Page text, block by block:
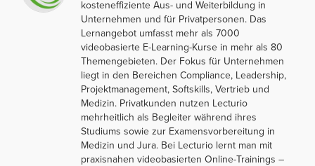
kosteneffiziente Aus- und Weiterbildung in
Unternehmen und für Privatpersonen. Das
Lernangebot umfasst mehr als 7000
videobasierte E-Learning-Kurse in mehr als 80
Themengebieten. Der Fokus für Unternehmen
liegt in den Bereichen Compliance, Leadership,
Projektmanagement, Softskills, Vertrieb und
Medizin. Privatkunden nutzen Lecturio
mehrheitlich als Begleiter während ihres
Studiums sowie zur Examensvorbereitung in
Medizin und Jura. Bei Lecturio lernt man mit
praxisnahen videobasierten Online-Trainings –